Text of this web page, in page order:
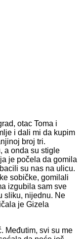
otac Toma i
i dali mi da kupim
broj tri.
a onda su stigle
je počela da gomila
su nas na ulicu.
sobičke, gomilali
izgubila sam sve
sliku, nijednu. Ne
je Gizela
Međutim, svi su me